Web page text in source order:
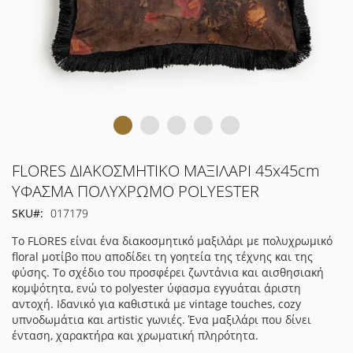
Μετάβαση
στην
αρχή
της
εικόνων
FLORES ΔΙΑΚΟΣΜΗΤΙΚΟ ΜΑΞΙΛΑΡΙ 45x45cm
ΥΦΑΣΜΑ ΠΟΛΥΧΡΩΜΟ POLYESTER
SKU
017179
Το FLORES είναι ένα διακοσμητικό μαξιλάρι με πολυχρωμικό
floral μοτίβο που αποδίδει τη γοητεία της τέχνης και της
φύσης. Το σχέδιο του προσφέρει ζωντάνια και αισθησιακή
κομψότητα, ενώ το polyester ύφασμα εγγυάται άριστη
αντοχή. Ιδανικό για καθιστικά με vintage touches, cozy
υπνοδωμάτια και artistic γωνιές. Ένα μαξιλάρι που δίνει
ένταση, χαρακτήρα και χρωματική πληρότητα.